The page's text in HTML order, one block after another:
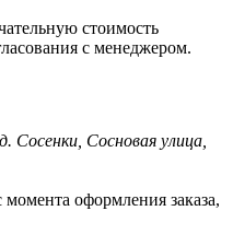
стоимость
с менеджером.
Сосенки, Сосновая улица,
оформления заказа,